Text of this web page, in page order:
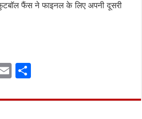
फैंस ने फाइनल के लिए अपनी दूसरी
E
ai ar